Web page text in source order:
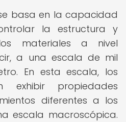
basa en la capacidad
la estructura y
materiales a nivel
a una escala de mil
En esta escala, los
exhibir propiedades
diferentes a los
escala macroscópica.